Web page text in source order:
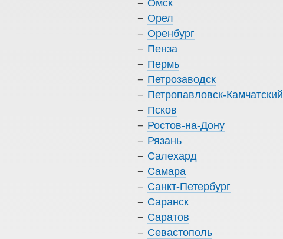
Омск
Орел
Оренбург
Пенза
Пермь
Петрозаводск
Петропавловск-Камчатский
Псков
Ростов-на-Дону
Рязань
Салехард
Самара
Санкт-Петербург
Саранск
Саратов
Севастополь